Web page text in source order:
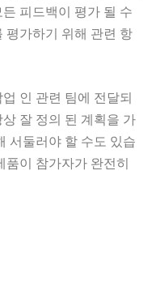
피드백이 평가 될 수
평가하기 위해 관련 항
인 관련 팀에 전달되
잘 정의 된 계획을 가
서둘러야 할 수도 있습
품이 참가자가 완전히